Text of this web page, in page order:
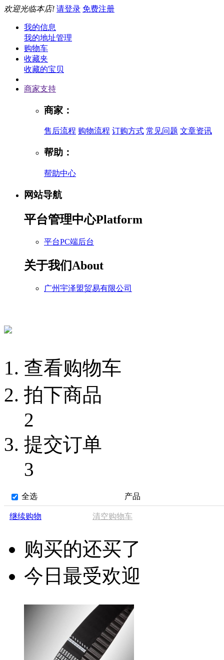
欢迎光临本店! 请登录 免费注册
我的信息
我的地址管理
购物车
收藏夹
收藏的宝贝
商家支持
商家：
售后流程 购物流程 订购方式 常见问题 文章资讯
帮助：
帮助中心
网站导航
平台管理中心Platform
平台PC端后台
关于我们About
广州宇泽盟贸易有限公司
查看购物车
拍下商品
2
提交订单
3
全选 产品
继续购物 清空购物车
购买的还买了
今日最受欢迎